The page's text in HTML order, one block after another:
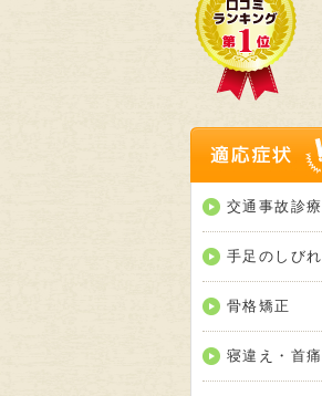
交通事故診療
手足のしびれ
骨格矯正
寝違え・首痛